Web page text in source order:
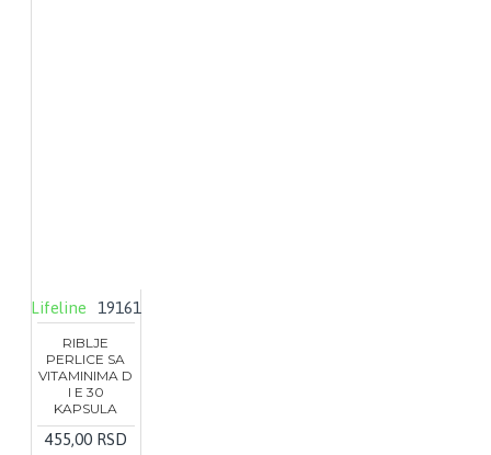
Lifeline 19161
RIBLJE
PERLICE SA
VITAMINIMA D
I E 30
KAPSULA
455,00 RSD